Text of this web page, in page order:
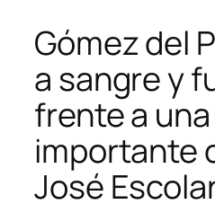
Gómez del
a sangre y
frente a una
importante
José